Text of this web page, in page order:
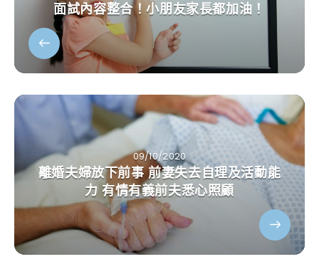
面試內容整合！小朋友家長都加油！
09/10/2020
離婚夫婦放下前事 前妻失去自理及活動能
力 有情有義前夫悉心照顧